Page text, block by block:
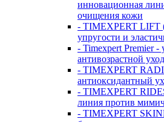
инновационная
очищения кожи
- TIMEXPERT LIFT
упругости и
- Timexpert Premier
антивозрастной уход
- TIMEXPERT
антиоксидантный
- TIMEXPERT
линия против
- TIMEXPERT